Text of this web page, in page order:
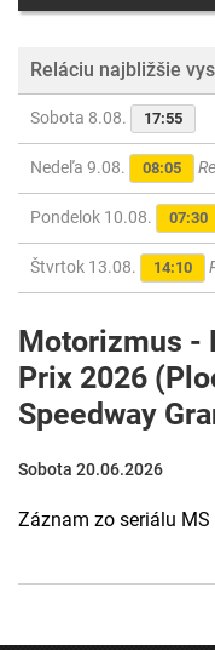
Reláciu najbližšie
Sobota 8.08. 17:55
Nedeľa 9.08. 08:05
Pondelok 10.08. 07:30
Štvrtok 13.08. 14:10
Motorizmus -
Prix 2026
Speedway
Sobota 20.06.2026
Záznam zo seriálu